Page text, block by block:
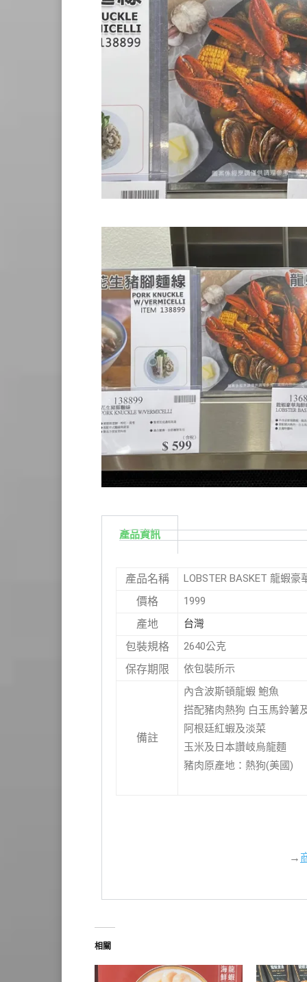
產品資訊
產品名稱 LOBSTER BASKET 龍蝦
價格 1999
產地 台灣
包裝規格 2640公克
保存期限 依包裝所示
備註
內含波斯頓龍蝦 鮑魚
搭配豬肉熱狗 白玉馬鈴薯
阿根廷紅蝦及淡菜
玉米及日本讚岐烏龍麵
豬肉原產地：熱狗(美國)
→
相關